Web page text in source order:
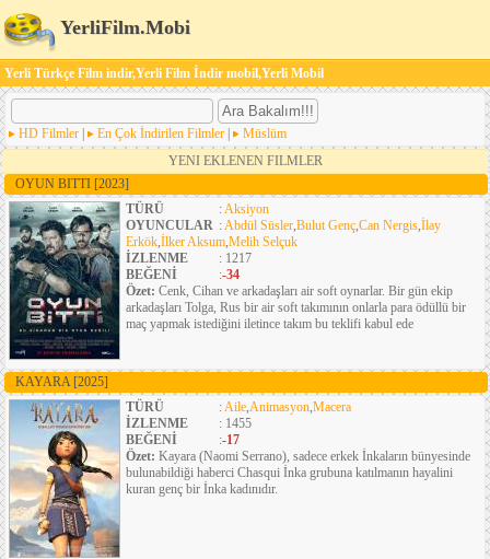
YerliFilm.Mobi
Yerli Türkçe Film indir,Yerli Film İndir mobil,Yerli Mobil
HD Filmler En Çok İndirilen Filmler
Müslüm
YENI EKLENEN FILMLER
OYUN BITTI [2023]
TÜRÜ
:Aksiyon
OYUNCULAR :Abdül Süsler,Bulut Genç,Can Nergis,İlay
Erkök,İlker Aksum,Melih Selçuk
İZLENME
: 1217
BEĞENİ
:-34
Özet: Cenk, Cihan ve arkadaşları air soft oynarlar. Bir gün ekip
arkadaşları Tolga, Rus bir air soft takımının onlarla para ödüllü bir
maç yapmak istediğini iletince takım bu teklifi kabul ede
KAYARA [2025]
TÜRÜ
:Aile,Animasyon,Macera
İZLENME
: 1455
BEĞENİ
:-17
Özet: Kayara (Naomi Serrano), sadece erkek İnkaların bünyesinde
bulunabildiği haberci Chasqui İnka grubuna katılmanın hayalini
kuran genç bir İnka kadınıdır.